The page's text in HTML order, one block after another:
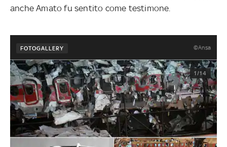
anche Amato fu sentito come testimone.
FOTOGALLERY ©Ansa
1/14